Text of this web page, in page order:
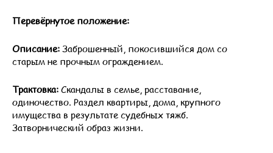
Перевёрнутое положение:
Описание:Заброшенный, покосившийся дом со
старым не прочным ограждением.
Трактовка:Скандалы в семье, расставание,
одиночество. Раздел квартиры, дома, крупного
имущества в результате судебных тяжб.
Затворнический образ жизни.